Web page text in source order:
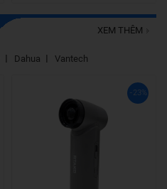
Dahua Vantech
XEM THÊM
-23%